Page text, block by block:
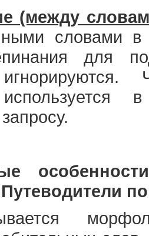
(между
словами в
для
в